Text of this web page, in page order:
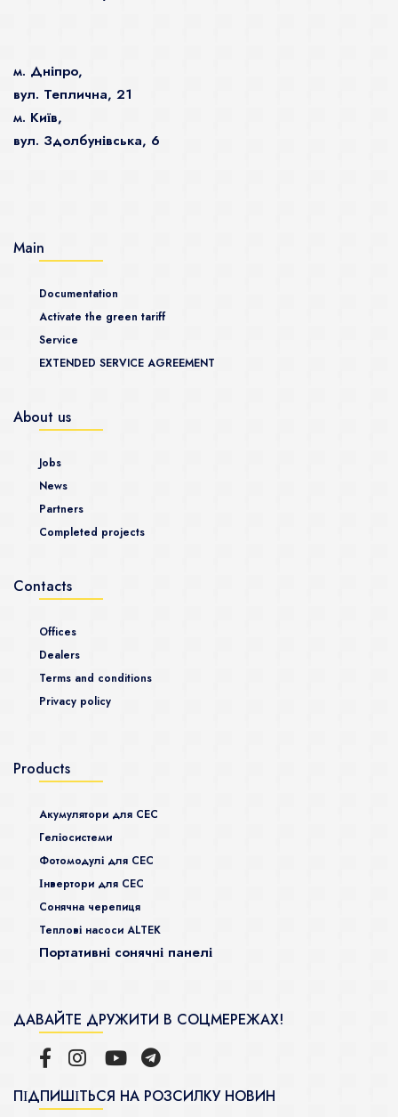
м. Дніпро,
вул. Теплична, 21
м. Київ,
вул. Здолбунівська, 6
Main
Documentation
Activate the green tariff
Service
EXTENDED SERVICE AGREEMENT
About us
Jobs
News
Partners
Completed projects
Contacts
Offices
Dealers
Terms and conditions
Privacy policy
Products
Акумулятори для СЕС
Гeліосистеми
Фотомодулі для СЕС
Інвертори для СЕС
Сонячна черепиця
Теплові насоси ALTEK
Портативні сонячні панелі
ДАВАЙТЕ ДРУЖИТИ В СОЦМЕРЕЖАХ!
ПІДПИШІТЬСЯ НА РОЗСИЛКУ НОВИН